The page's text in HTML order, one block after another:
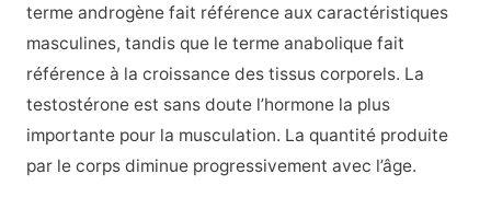
terme androgène fait référence aux caractéristiques
masculines, tandis que le terme anabolique fait
référence à la croissance des tissus corporels. La
testostérone est sans doute l’hormone la plus
importante pour la musculation. La quantité produite
par le corps diminue progressivement avec l’âge.